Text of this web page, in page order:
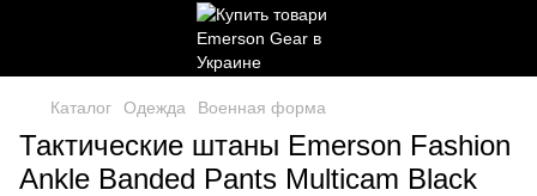
Каталог Одежда Военная форма
Тактические штаны Emerson Fashion
Ankle Banded Pants Multicam Black